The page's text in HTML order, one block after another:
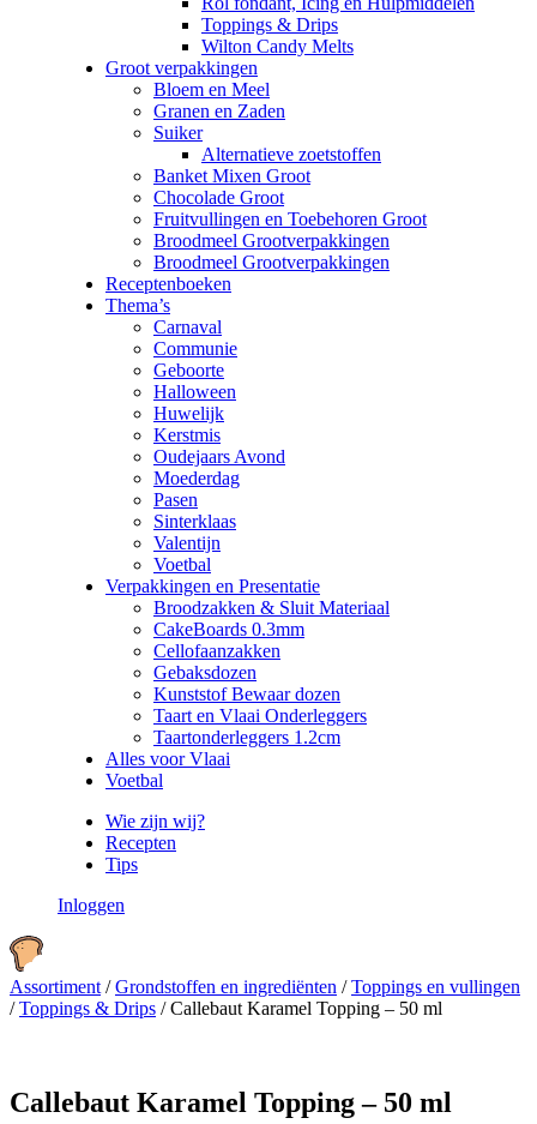
Toppings & Drips
Wilton Candy Melts
Groot verpakkingen
Bloem en Meel
Granen en Zaden
Suiker
Alternatieve zoetstoffen
Banket Mixen Groot
Chocolade Groot
Fruitvullingen en Toebehoren Groot
Broodmeel Grootverpakkingen
Broodmeel Grootverpakkingen
Receptenboeken
Thema’s
Carnaval
Communie
Geboorte
Halloween
Huwelijk
Kerstmis
Oudejaars Avond
Moederdag
Pasen
Sinterklaas
Valentijn
Voetbal
Verpakkingen en Presentatie
Broodzakken & Sluit Materiaal
CakeBoards 0.3mm
Cellofaanzakken
Gebaksdozen
Kunststof Bewaar dozen
Taart en Vlaai Onderleggers
Taartonderleggers 1.2cm
Alles voor Vlaai
Voetbal
Wie zijn wij?
Recepten
Tips
Inloggen
Assortiment /Grondstoffen en ingrediënten /Toppings en vullingen
/Toppings & Drips /Callebaut Karamel Topping – 50 ml
Callebaut Karamel Topping – 50 ml